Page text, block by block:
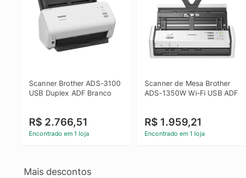
Scanner Brother ADS-3100
USB Duplex ADF Branco
R$ 2.766,51
Encontrado em 1 loja
Scanner de Mesa Brother
ADS-1350W Wi-Fi USB ADF
R$ 1.959,21
Encontrado em 1 loja
Mais descontos